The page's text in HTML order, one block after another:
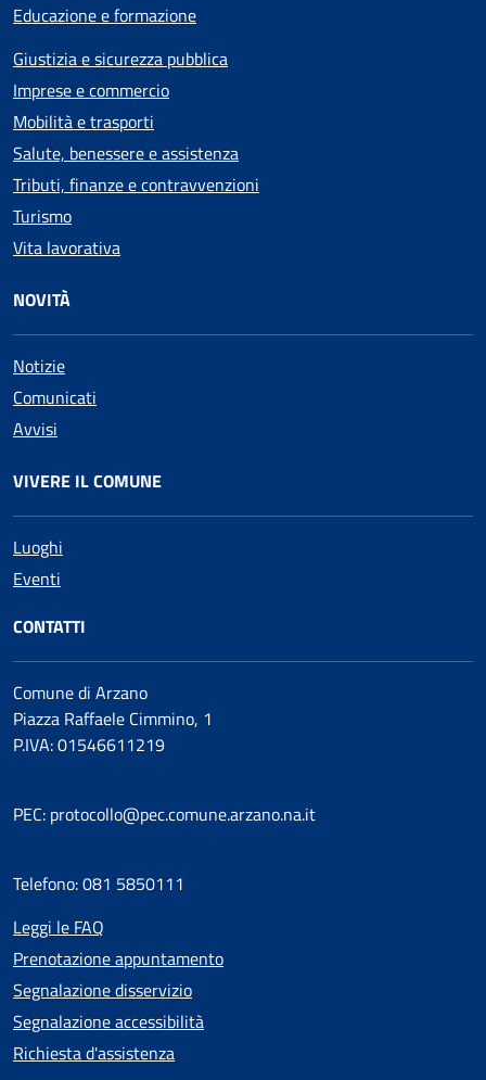
Educazione e formazione
Giustizia e sicurezza pubblica
Imprese e commercio
Mobilità e trasporti
Salute, benessere e assistenza
Tributi, finanze e contravvenzioni
Turismo
Vita lavorativa
NOVITÀ
Notizie
Comunicati
Avvisi
VIVERE IL COMUNE
Luoghi
Eventi
CONTATTI
Comune di Arzano
Piazza Raffaele Cimmino, 1
P.IVA: 01546611219
PEC: protocollo@pec.comune.arzano.na.it
Telefono: 081 5850111
Leggi le FAQ
Prenotazione appuntamento
Segnalazione disservizio
Segnalazione accessibilità
Richiesta d'assistenza